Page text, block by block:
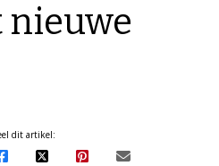
nieuwe
dit artikel: